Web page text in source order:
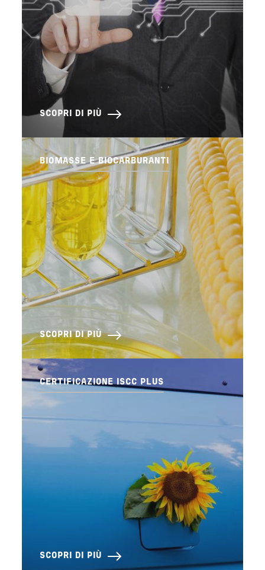
SCOPRI DI PIÙ
BIOMASSE E BIOCARBURANTI
SCOPRI DI PIÙ
CERTIFICAZIONE ISCC PLUS
SCOPRI DI PIÙ